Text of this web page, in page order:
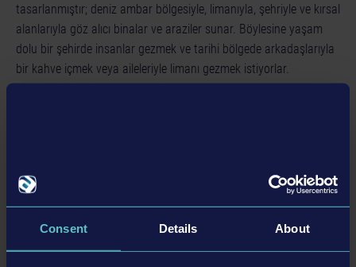
Consent Details About
tasarlanmıştır; deniz ambar bölgesiyle, limanıyla, şehriyle ve kırsal
alanlarıyla göz alıcı binalar ve araziler sunar. Böylesine yaşam
dolu bir şehirde insanlar gezmek ve tarihi bölgede arkadaşlarıyla
bir kahve içmek veya aileleriyle limanı gezmek istiyorlar.
Hikâyelerini seninle paylaşan insanlarla otobüsünü sürerken asla
Şoförlük yeteneklerini kanıtla: En yükseğe çık ve başarılı bir
otobüs taşıma şirketi kur. Hikâyede ilerlerken yeni otobüsler,
bölgeler ve rotalar açabilirsin. Rotaları sür, kredi kazan, daha çok
otobüs aç ve rotalarına daha da fazla otobüs atayarak daha